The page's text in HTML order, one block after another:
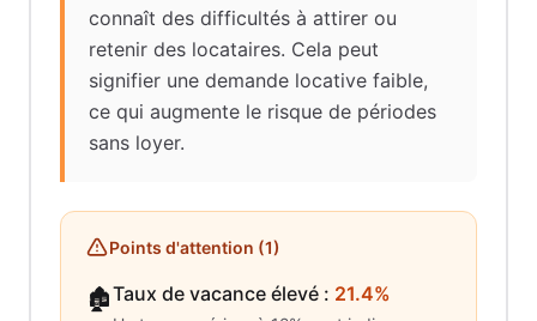
connaît des difficultés à attirer ou
retenir des locataires. Cela peut
signifier une demande locative faible,
ce qui augmente le risque de périodes
sans loyer.
Points d'attention (1)
🏚️Taux de vacance élevé : 21.4%